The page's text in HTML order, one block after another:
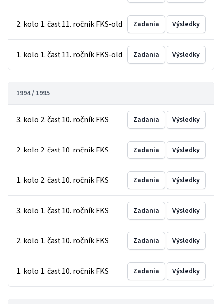
2. kolo 1. časť 11. ročník FKS-old Zadania Výsledky
1. kolo 1. časť 11. ročník FKS-old Zadania Výsledky
1994 / 1995
3. kolo 2. časť 10. ročník FKS Zadania Výsledky
2. kolo 2. časť 10. ročník FKS Zadania Výsledky
1. kolo 2. časť 10. ročník FKS Zadania Výsledky
3. kolo 1. časť 10. ročník FKS Zadania Výsledky
2. kolo 1. časť 10. ročník FKS Zadania Výsledky
1. kolo 1. časť 10. ročník FKS Zadania Výsledky